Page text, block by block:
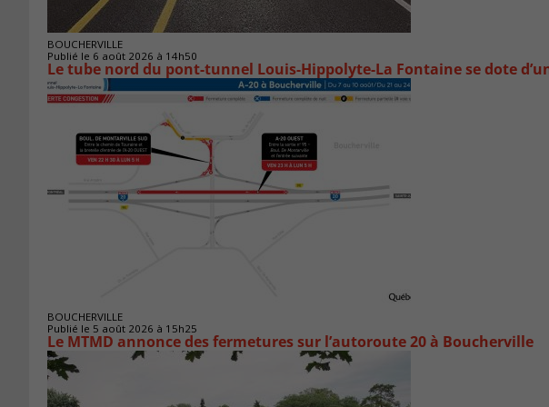
BOUCHERVILLE
Publié le 6 août 2026 à 14h50
Le tube nord du pont-tunnel Louis-Hippolyte-La Fontaine se dote
BOUCHERVILLE
Publié le 5 août 2026 à 15h25
Le MTMD annonce des fermetures sur l’autoroute 20 à Boucherville